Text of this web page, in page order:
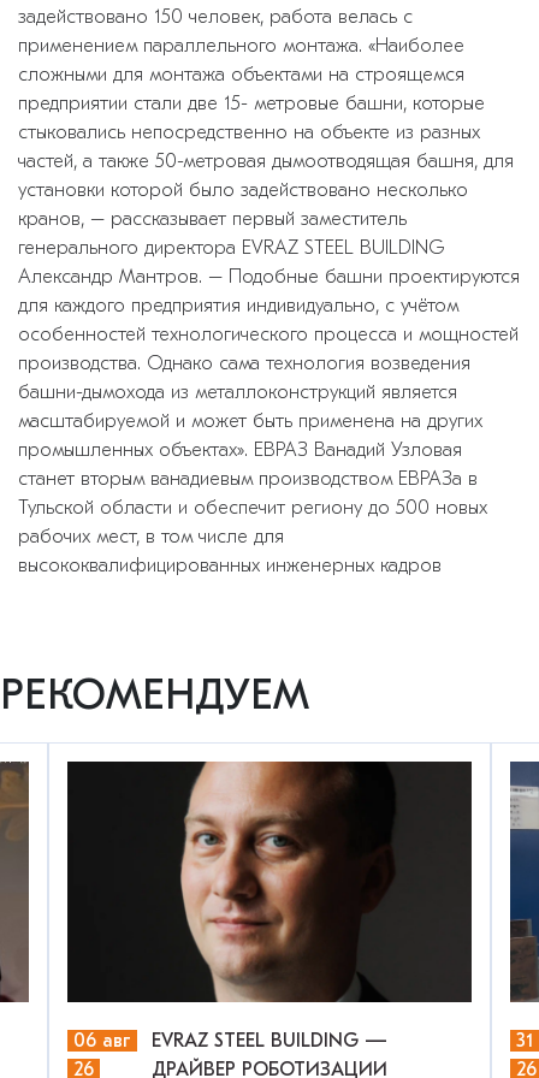
задействовано 150 человек, работа велась с
применением параллельного монтажа. «Наиболее
сложными для монтажа объектами на строящемся
предприятии стали две 15- метровые башни, которые
стыковались непосредственно на объекте из разных
частей, а также 50-метровая дымоотводящая башня, для
установки которой было задействовано несколько
кранов, – рассказывает первый заместитель
генерального директора EVRAZ STEEL BUILDING
Александр Мантров. – Подобные башни проектируются
для каждого предприятия индивидуально, с учётом
особенностей технологического процесса и мощностей
производства. Однако сама технология возведения
башни-дымохода из металлоконструкций является
масштабируемой и может быть применена на других
промышленных объектах». ЕВРАЗ Ванадий Узловая
станет вторым ванадиевым производством ЕВРАЗа в
Тульской области и обеспечит региону до 500 новых
рабочих мест, в том числе для
высококвалифицированных инженерных кадров
РЕКОМЕНДУЕМ
06 авг
26
EVRAZ STEEL BUILDING —
ДРАЙВЕР РОБОТИЗАЦИИ
26